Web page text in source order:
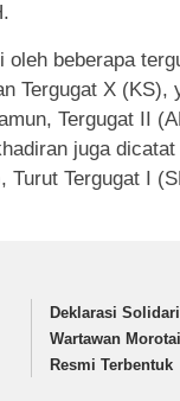
beberapa
Tergugat X
Tergugat II
juga dicatat
Turut Tergugat I
Deklarasi
Wartawan
Resmi Terbentuk